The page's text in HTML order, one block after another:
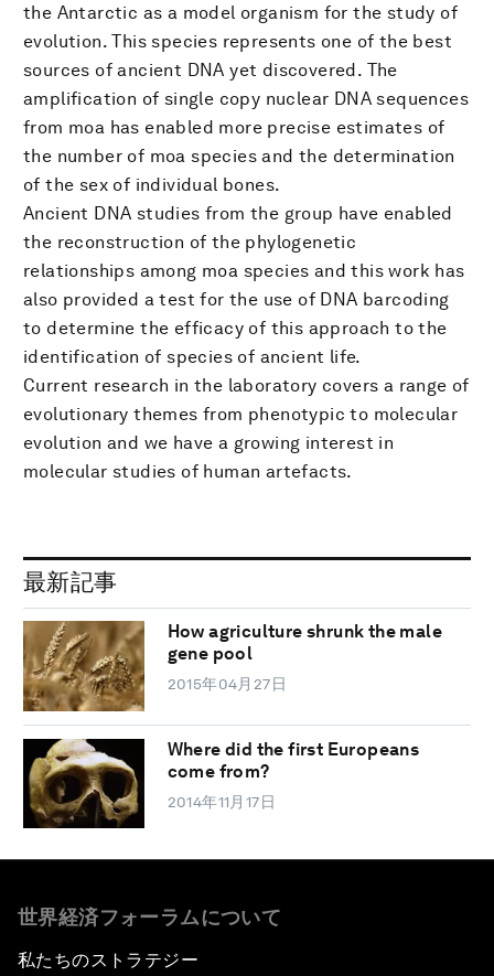
the Antarctic as a model organism for the study of
evolution. This species represents one of the best
sources of ancient DNA yet discovered. The
amplification of single copy nuclear DNA sequences
from moa has enabled more precise estimates of
the number of moa species and the determination
of the sex of individual bones.
Ancient DNA studies from the group have enabled
the reconstruction of the phylogenetic
relationships among moa species and this work has
also provided a test for the use of DNA barcoding
to determine the efficacy of this approach to the
identification of species of ancient life.
Current research in the laboratory covers a range of
evolutionary themes from phenotypic to molecular
evolution and we have a growing interest in
molecular studies of human artefacts.
最新記事
How agriculture shrunk the male
gene pool
2015年04月27日
Where did the first Europeans
come from?
2014年11月17日
世界経済フォーラムについて
私たちのストラテジー